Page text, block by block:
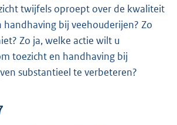
twijfels oproept over de kwaliteit
handhaving bij veehouderijen? Zo
Zo ja, welke actie wilt u
toezicht en handhaving bij
substantieel te verbeteren?